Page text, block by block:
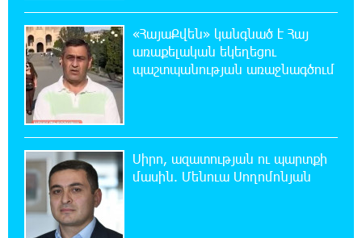
Սարյան փողոցի բնակարաններից մեկում
պայթյունի հետևանքով 55-ամյա
տղամարդը այրվածքներով տեղափոխվել է
«Այրվածքաբանության ազգային կենտրոն»
Սլովակիայի արևելքում արտակարգ
դրություն է հայտարարվել շոգի ալիքների
պատճառով
19:53:41 7-08-2026
«ՀայաՔվեն» կանգնած է Հայ
առաքելական եկեղեցու
պաշտպանության առաջնագծում
Սիրո, ազատության ու պարտքի
մասին. Մենուա Սողոմոնյան